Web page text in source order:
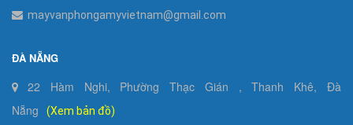
mayvanphongamyvietnam@gmail.com
ĐÀ NẴNG
22 Hàm Nghi, Phường Thạc Gián , Thanh Khê, Đà
Nẵng
(Xem bản đồ)